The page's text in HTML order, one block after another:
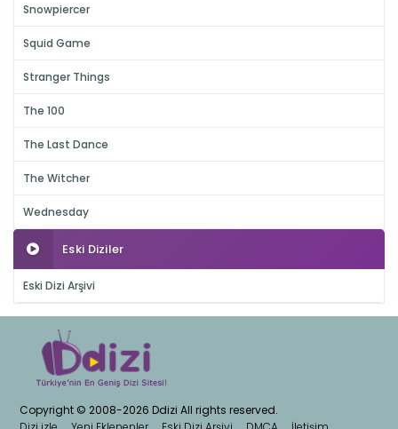
Snowpiercer
Squid Game
Stranger Things
The 100
The Last Dance
The Witcher
Wednesday
Eski Diziler
Eski Dizi Arşivi
Copyright © 2008-2026 Ddizi All rights reserved.